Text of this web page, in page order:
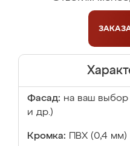
Фасад: на ваш
и др.)
Кромка: ПВХ (0,4 мм)